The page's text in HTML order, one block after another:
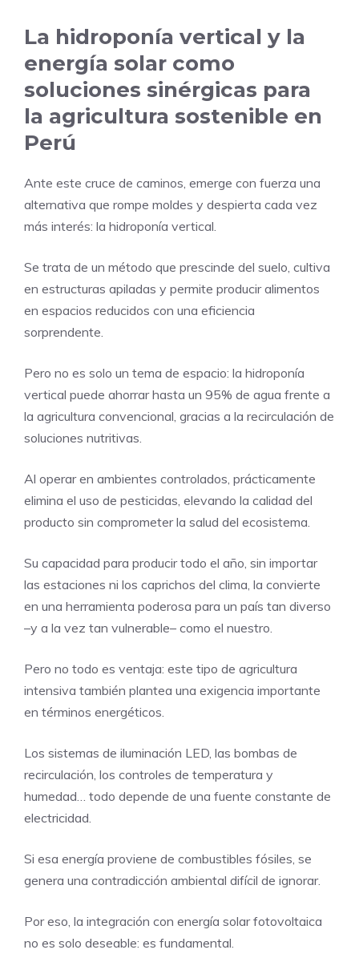
La hidroponía vertical y la
energía solar como
soluciones sinérgicas para
la agricultura sostenible en
Perú
Ante este cruce de caminos, emerge con fuerza una
alternativa que rompe moldes y despierta cada vez
más interés: la hidroponía vertical.
Se trata de un método que prescinde del suelo, cultiva
en estructuras apiladas y permite producir alimentos
en espacios reducidos con una eficiencia
sorprendente.
Pero no es solo un tema de espacio: la hidroponía
vertical puede ahorrar hasta un 95% de agua frente a
la agricultura convencional, gracias a la recirculación de
soluciones nutritivas.
Al operar en ambientes controlados, prácticamente
elimina el uso de pesticidas, elevando la calidad del
producto sin comprometer la salud del ecosistema.
Su capacidad para producir todo el año, sin importar
las estaciones ni los caprichos del clima, la convierte
en una herramienta poderosa para un país tan diverso
–y a la vez tan vulnerable– como el nuestro.
Pero no todo es ventaja: este tipo de agricultura
intensiva también plantea una exigencia importante
en términos energéticos.
Los sistemas de iluminación LED, las bombas de
recirculación, los controles de temperatura y
humedad… todo depende de una fuente constante de
electricidad.
Si esa energía proviene de combustibles fósiles, se
genera una contradicción ambiental difícil de ignorar.
Por eso, la integración con energía solar fotovoltaica
no es solo deseable: es fundamental.